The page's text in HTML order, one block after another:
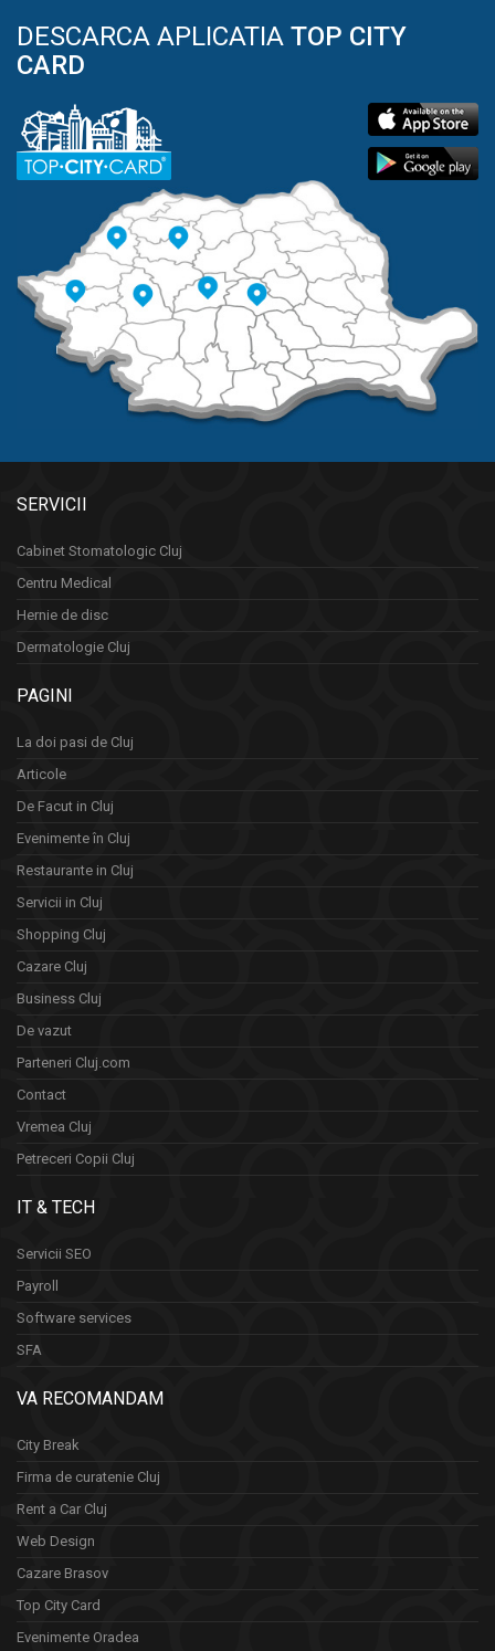
DESCARCA APLICATIA TOP CITY
CARD
SERVICII
Cabinet Stomatologic Cluj
Centru Medical
Hernie de disc
Dermatologie Cluj
PAGINI
La doi pasi de Cluj
Articole
De Facut in Cluj
Evenimente în Cluj
Restaurante in Cluj
Servicii in Cluj
Shopping Cluj
Cazare Cluj
Business Cluj
De vazut
Parteneri Cluj.com
Contact
Vremea Cluj
Petreceri Copii Cluj
IT & TECH
Servicii SEO
Payroll
Software services
SFA
VA RECOMANDAM
City Break
Firma de curatenie Cluj
Rent a Car Cluj
Web Design
Cazare Brasov
Top City Card
Evenimente Oradea